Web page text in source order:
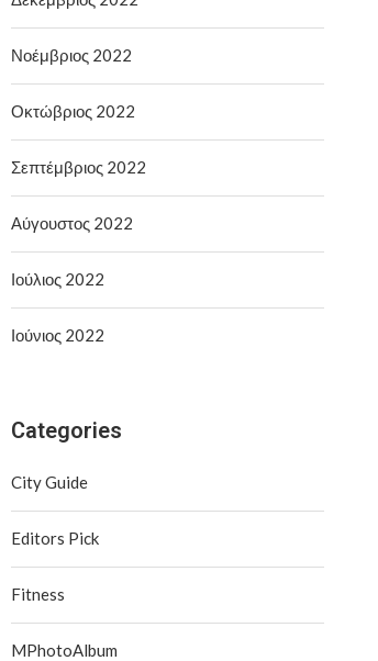
Νοέμβριος 2022
Οκτώβριος 2022
Σεπτέμβριος 2022
Αύγουστος 2022
Ιούλιος 2022
Ιούνιος 2022
Categories
City Guide
Editors Pick
Fitness
MPhotoAlbum